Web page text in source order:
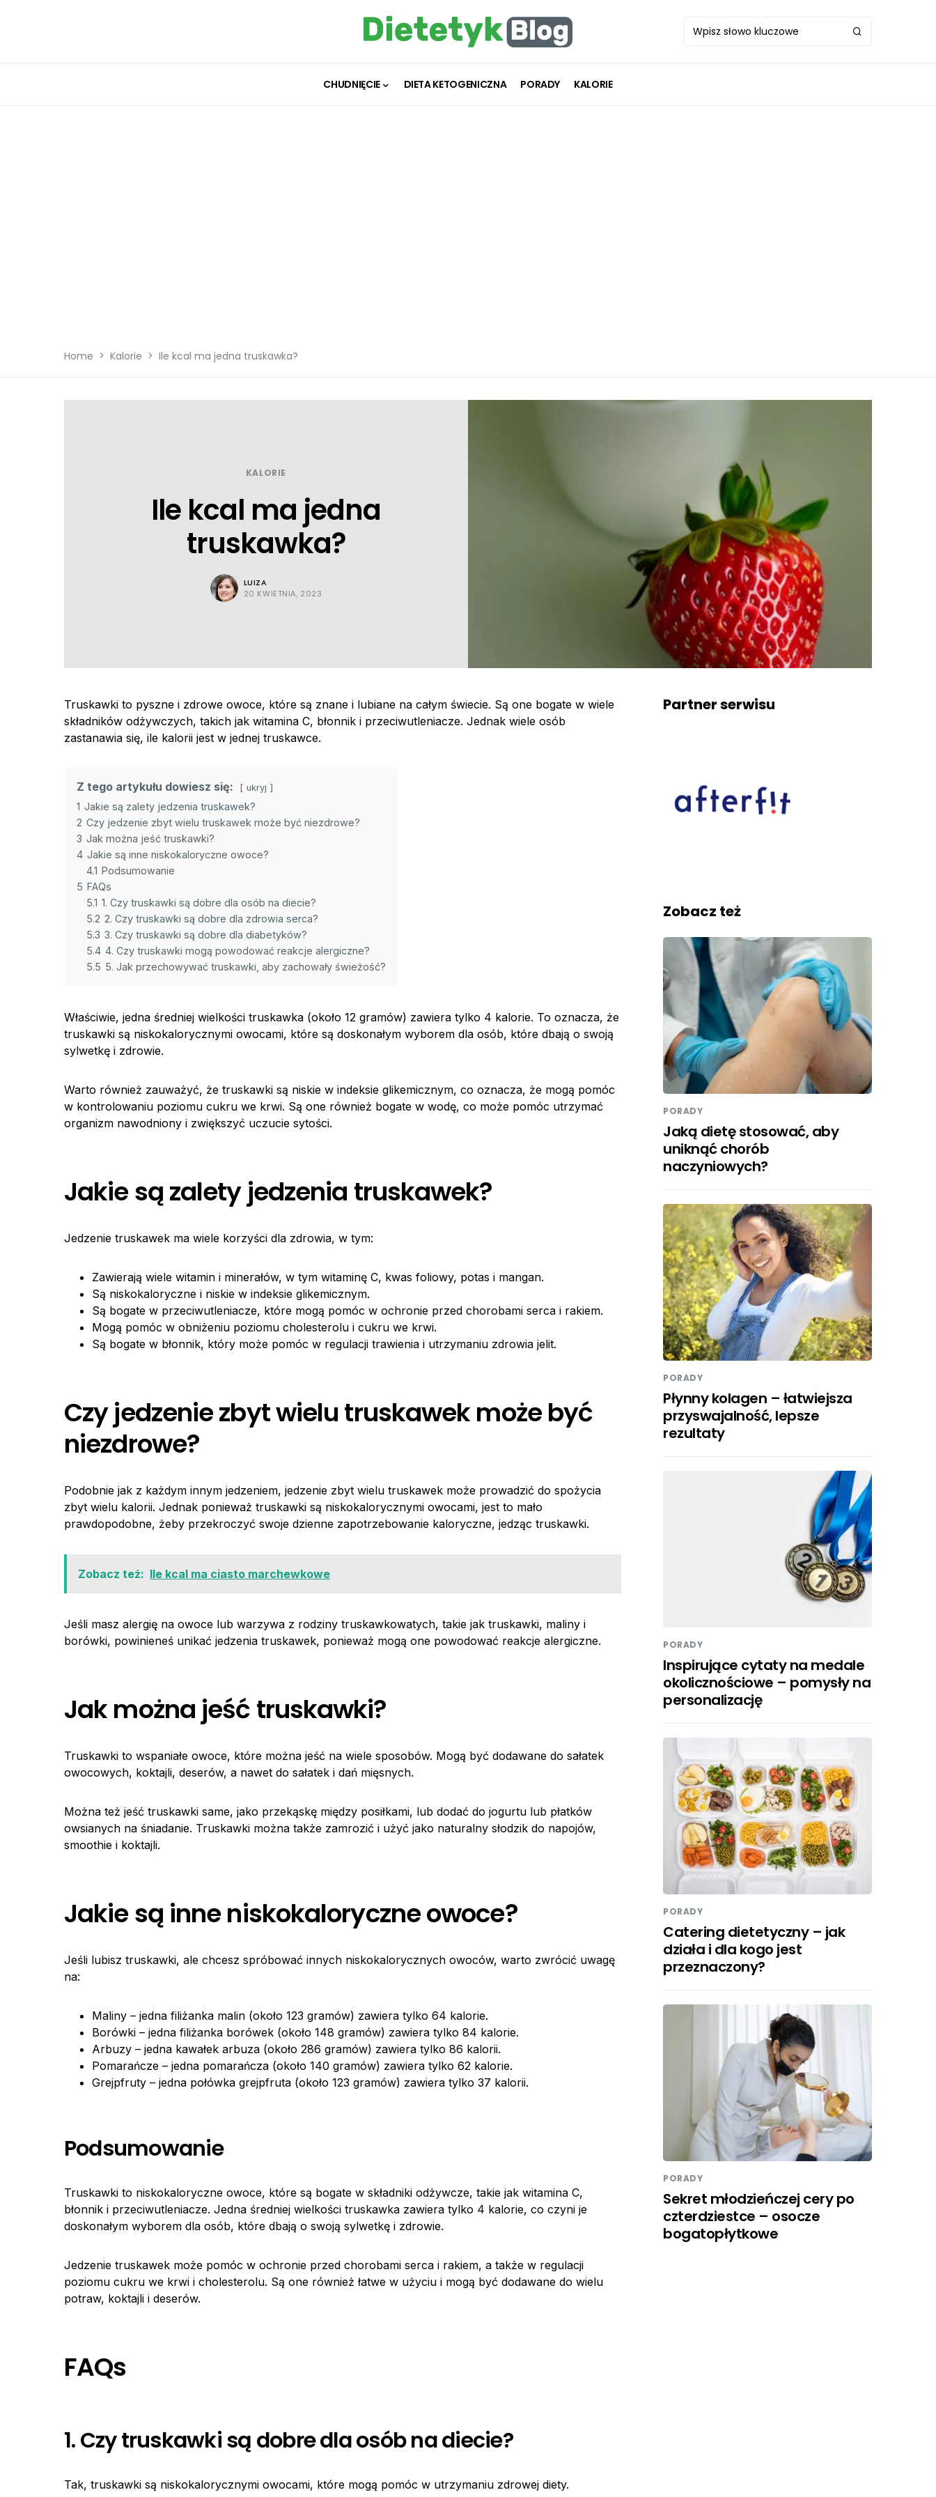
CHUDNIĘCIE DIETA KETOGENICZNA PORADY KALORIE
Home Kalorie Ile kcal ma jedna truskawka?
KALORIE
Ile kcal ma jedna
truskawka?
LUIZA
20 KWIETNIA, 2023
Truskawki to pyszne i zdrowe owoce, które są znane i lubiane na całym świecie. Są one bogate w wiele
składników odżywczych, takich jak witamina C, błonnik i przeciwutleniacze. Jednak wiele osób
zastanawia się, ile kalorii jest w jednej truskawce.
Z tego artykułu dowiesz się: ukryj
1 Jakie są zalety jedzenia truskawek?
2 Czy jedzenie zbyt wielu truskawek może być niezdrowe?
3 Jak można jeść truskawki?
4 Jakie są inne niskokaloryczne owoce?
4.1 Podsumowanie
5 FAQs
5.1 1. Czy truskawki są dobre dla osób na diecie?
5.2 2. Czy truskawki są dobre dla zdrowia serca?
5.3 3. Czy truskawki są dobre dla diabetyków?
5.4 4. Czy truskawki mogą powodować reakcje alergiczne?
5.5 5. Jak przechowywać truskawki, aby zachowały świeżość?
Właściwie, jedna średniej wielkości truskawka (około 12 gramów) zawiera tylko 4 kalorie. To oznacza, że
truskawki są niskokalorycznymi owocami, które są doskonałym wyborem dla osób, które dbają o swoją
sylwetkę i zdrowie.
Warto również zauważyć, że truskawki są niskie w indeksie glikemicznym, co oznacza, że ​​mogą pomóc
w kontrolowaniu poziomu cukru we krwi. Są one również bogate w wodę, co może pomóc utrzymać
organizm nawodniony i zwiększyć uczucie sytości.
Jakie są zalety jedzenia truskawek?
Jedzenie truskawek ma wiele korzyści dla zdrowia, w tym:
Zawierają wiele witamin i minerałów, w tym witaminę C, kwas foliowy, potas i mangan.
Są niskokaloryczne i niskie w indeksie glikemicznym.
Są bogate w przeciwutleniacze, które mogą pomóc w ochronie przed chorobami serca i rakiem.
Mogą pomóc w obniżeniu poziomu cholesterolu i cukru we krwi.
Są bogate w błonnik, który może pomóc w regulacji trawienia i utrzymaniu zdrowia jelit.
Czy jedzenie zbyt wielu truskawek może być
niezdrowe?
Podobnie jak z każdym innym jedzeniem, jedzenie zbyt wielu truskawek może prowadzić do spożycia
zbyt wielu kalorii. Jednak ponieważ truskawki są niskokalorycznymi owocami, jest to mało
prawdopodobne, żeby przekroczyć swoje dzienne zapotrzebowanie kaloryczne, jedząc truskawki.
Zobacz też: Ile kcal ma ciasto marchewkowe
Jeśli masz alergię na owoce lub warzywa z rodziny truskawkowatych, takie jak truskawki, maliny i
borówki, powinieneś unikać jedzenia truskawek, ponieważ mogą one powodować reakcje alergiczne.
Jak można jeść truskawki?
Truskawki to wspaniałe owoce, które można jeść na wiele sposobów. Mogą być dodawane do sałatek
owocowych, koktajli, deserów, a nawet do sałatek i dań mięsnych.
Można też jeść truskawki same, jako przekąskę między posiłkami, lub dodać do jogurtu lub płatków
owsianych na śniadanie. Truskawki można także zamrozić i użyć jako naturalny słodzik do napojów,
smoothie i koktajli.
Jakie są inne niskokaloryczne owoce?
Jeśli lubisz truskawki, ale chcesz spróbować innych niskokalorycznych owoców, warto zwrócić uwagę
na:
Maliny – jedna filiżanka malin (około 123 gramów) zawiera tylko 64 kalorie.
Borówki – jedna filiżanka borówek (około 148 gramów) zawiera tylko 84 kalorie.
Arbuzy – jedna kawałek arbuza (około 286 gramów) zawiera tylko 86 kalorii.
Pomarańcze – jedna pomarańcza (około 140 gramów) zawiera tylko 62 kalorie.
Grejpfruty – jedna połówka grejpfruta (około 123 gramów) zawiera tylko 37 kalorii.
Podsumowanie
Truskawki to niskokaloryczne owoce, które są bogate w składniki odżywcze, takie jak witamina C,
błonnik i przeciwutleniacze. Jedna średniej wielkości truskawka zawiera tylko 4 kalorie, co czyni je
doskonałym wyborem dla osób, które dbają o swoją sylwetkę i zdrowie.
Jedzenie truskawek może pomóc w ochronie przed chorobami serca i rakiem, a także w regulacji
poziomu cukru we krwi i cholesterolu. Są one również łatwe w użyciu i mogą być dodawane do wielu
potraw, koktajli i deserów.
FAQs
1. Czy truskawki są dobre dla osób na diecie?
Tak, truskawki są niskokalorycznymi owocami, które mogą pomóc w utrzymaniu zdrowej diety.
Partner serwisu
Zobacz też
PORADY
Jaką dietę stosować, aby
uniknąć chorób
naczyniowych?
PORADY
Płynny kolagen – łatwiejsza
przyswajalność, lepsze
rezultaty
PORADY
Inspirujące cytaty na medale
okolicznościowe – pomysły na
personalizację
PORADY
Catering dietetyczny – jak
działa i dla kogo jest
przeznaczony?
PORADY
Sekret młodzieńczej cery po
czterdziestce – osocze
bogatopłytkowe